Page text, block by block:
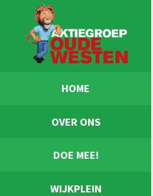
HOME
OVER ONS
DOE MEE!
WIJKPLEIN